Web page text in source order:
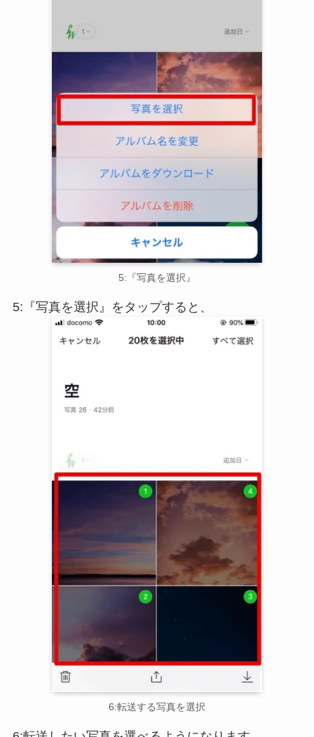
5:『写真を選択』
5:『写真を選択』をタップすると、
6:転送する写真を選択